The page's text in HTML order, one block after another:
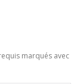
marqués avec